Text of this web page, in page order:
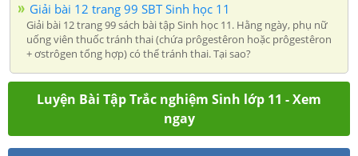
Giải bài 12 trang 99 SBT Sinh học 11
Giải bài 12 trang 99 sách bài tập Sinh học 11. Hằng ngày, phụ nữ
uống viên thuốc tránh thai (chứa prôgestêron hoặc prôgestêron
+ ơstrôgen tổng hợp) có thể tránh thai. Tại sao?
Luyện Bài Tập Trắc nghiệm Sinh lớp 11 - Xem
ngay